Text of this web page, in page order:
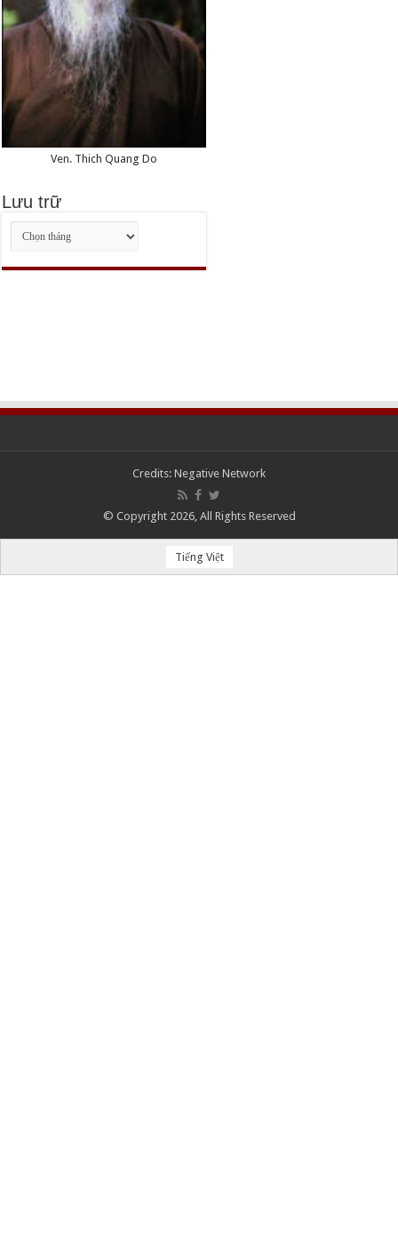
Ven. Thich Quang Do
Lưu trữ
Lưu
trữ
Credits: Negative Network
© Copyright 2026, All Rights Reserved
Tiếng Việt